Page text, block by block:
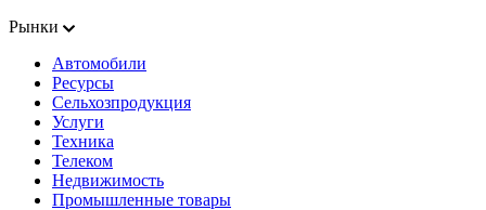
Рынки
Автомобили
Ресурсы
Сельхозпродукция
Услуги
Техника
Телеком
Недвижимость
Промышленные товары